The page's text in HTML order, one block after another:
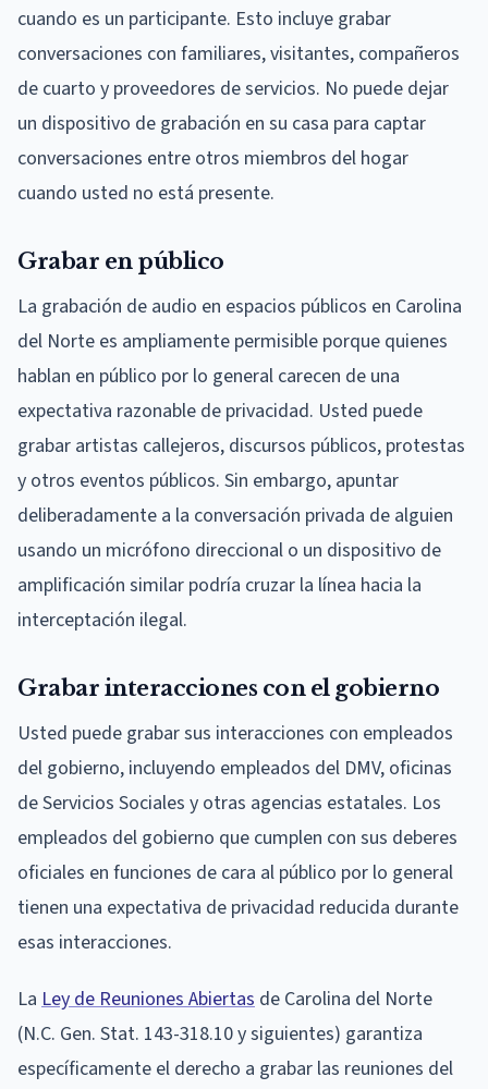
cuando es un participante. Esto incluye grabar
conversaciones con familiares, visitantes, compañeros
de cuarto y proveedores de servicios. No puede dejar
un dispositivo de grabación en su casa para captar
conversaciones entre otros miembros del hogar
cuando usted no está presente.
Grabar en público
La grabación de audio en espacios públicos en Carolina
del Norte es ampliamente permisible porque quienes
hablan en público por lo general carecen de una
expectativa razonable de privacidad. Usted puede
grabar artistas callejeros, discursos públicos, protestas
y otros eventos públicos. Sin embargo, apuntar
deliberadamente a la conversación privada de alguien
usando un micrófono direccional o un dispositivo de
amplificación similar podría cruzar la línea hacia la
interceptación ilegal.
Grabar interacciones con el gobierno
Usted puede grabar sus interacciones con empleados
del gobierno, incluyendo empleados del DMV, oficinas
de Servicios Sociales y otras agencias estatales. Los
empleados del gobierno que cumplen con sus deberes
oficiales en funciones de cara al público por lo general
tienen una expectativa de privacidad reducida durante
esas interacciones.
La Ley de Reuniones Abiertas de Carolina del Norte
(N.C. Gen. Stat. 143-318.10 y siguientes) garantiza
específicamente el derecho a grabar las reuniones del